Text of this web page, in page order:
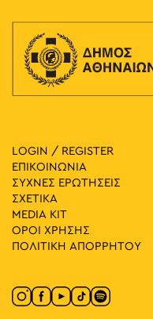
LOGIN / REGISTER
ΕΠΙΚΟΙΝΩΝΙΑ
ΣΥΧΝΕΣ ΕΡΩΤΗΣΕΙΣ
ΣΧΕΤΙΚΑ
MEDIA ΚIT
ΟΡΟΙ ΧΡΗΣΗΣ
ΠΟΛΙΤΙΚΗ ΑΠΟΡΡΗΤΟΥ